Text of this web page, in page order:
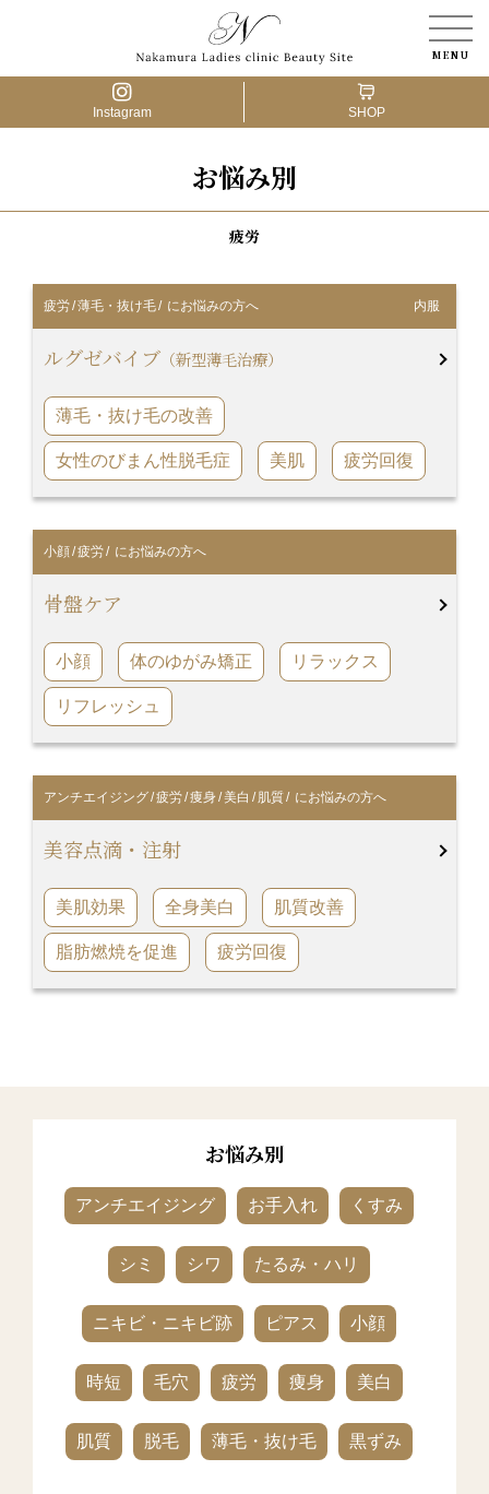
産科・婦人科
アクセス
0797-88-1103
婦人科形成
薄毛の治療
骨盤ケア
問診票ダウンロード
お悩み別
疲労
疲労/薄毛・抜け毛/ にお悩みの方へ
ルグゼバイブ （新型薄毛治療）
薄毛・抜け毛の改善
女性のびまん性脱毛症 美肌 疲労回復
内服
小顔/疲労/ にお悩みの方へ
骨盤ケア
小顔 体のゆがみ矯正 リラックス
リフレッシュ
アンチエイジング/疲労/痩身/美白 /肌質/ にお悩みの方へ
美容点滴・注射
美肌効果 全身美白 肌質改善
脂肪燃焼を促進 疲労回復
お悩み別
アンチエイジング お手入れ くすみ
シミ シワ たるみ・ハリ
ニキビ・ニキビ跡 ピアス 小顔
時短 毛穴 疲労 痩身 美白
肌質 脱毛 薄毛・抜け毛 黒ずみ
Instagram SHOP